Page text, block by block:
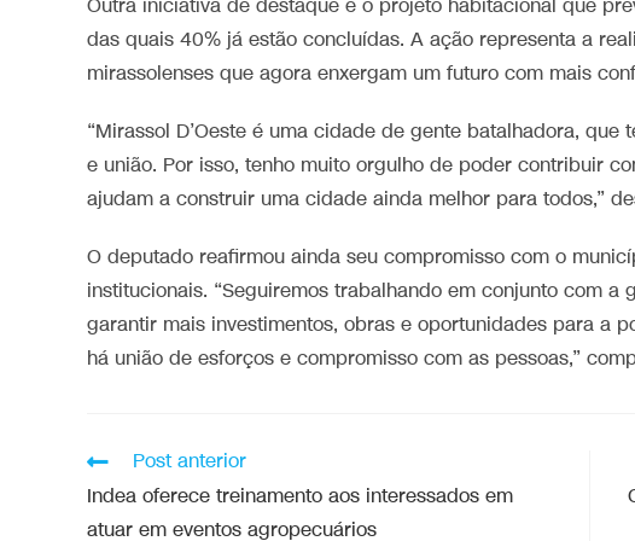
Outra iniciativa de destaque é o projeto habitacional que
das quais 40% já estão concluídas. A ação representa a
mirassolenses que agora enxergam um futuro com mais
“Mirassol D’Oeste é uma cidade de gente batalhadora,
e união. Por isso, tenho muito orgulho de poder contribuir
ajudam a construir uma cidade ainda melhor para todos,”
O deputado reafirmou ainda seu compromisso com o
institucionais. “Seguiremos trabalhando em conjunto com
garantir mais investimentos, obras e oportunidades para a
há união de esforços e compromisso com as pessoas,”
Post anterior
Indea oferece treinamento aos interessados em
atuar em eventos agropecuários